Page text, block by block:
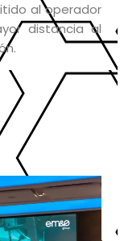
al operador
distancia al